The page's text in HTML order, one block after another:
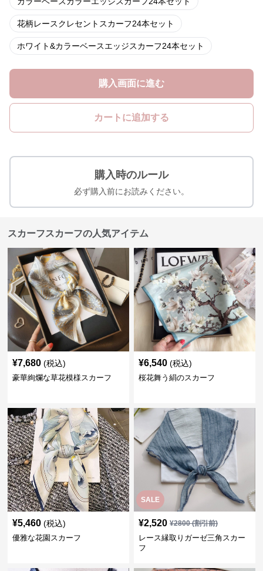
花柄レースクレセントスカーフ24本セット
ホワイト&カラーベースエッジスカーフ24本セット
購入画面に進む
カートに追加する
購入時のルール
必ず購入前にお読みください。
スカーフスカーフの人気アイテム
¥7,680 (税込)
豪華絢爛な草花模様スカーフ
¥6,540 (税込)
桜花舞う絹のスカーフ
¥5,460 (税込)
優雅な花園スカーフ
SALE
¥2,520 ¥2800(割引前)
レース縁取りガーゼ三角スカー
フ